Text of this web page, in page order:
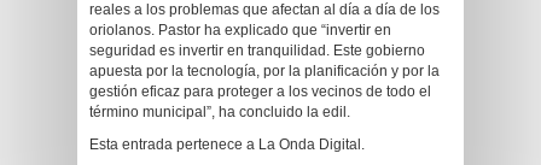
reales a los problemas que afectan al día a día de los
oriolanos. Pastor ha explicado que “invertir en
seguridad es invertir en tranquilidad. Este gobierno
apuesta por la tecnología, por la planificación y por la
gestión eficaz para proteger a los vecinos de todo el
término municipal”, ha concluido la edil.
Esta entrada pertenece a La Onda Digital.